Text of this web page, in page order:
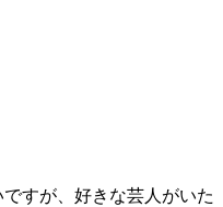
すが、好きな芸人がいた